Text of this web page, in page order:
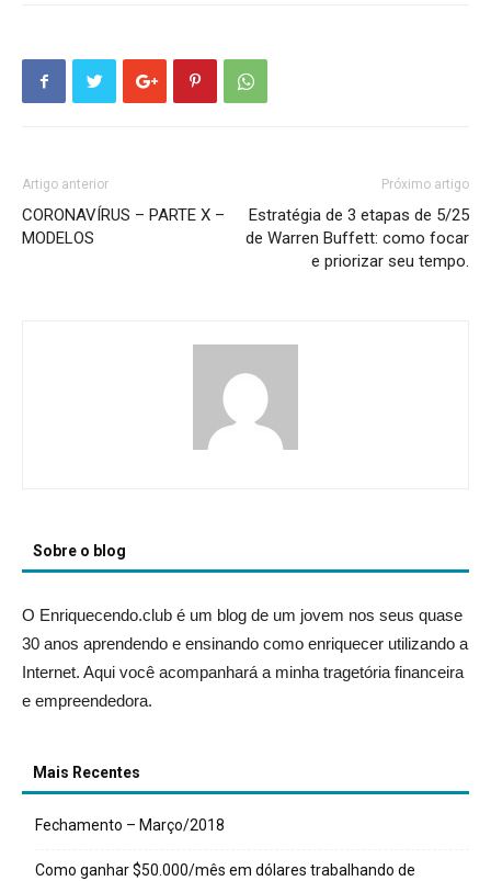
Artigo anterior
CORONAVÍRUS – PARTE X –
MODELOS
Próximo artigo
Estratégia de 3 etapas de 5/25
de Warren Buffett: como focar
e priorizar seu tempo.
Sobre o blog
O Enriquecendo.club é um blog de um jovem nos seus quase
30 anos aprendendo e ensinando como enriquecer utilizando a
Internet. Aqui você acompanhará a minha tragetória financeira
e empreendedora.
Mais Recentes
Fechamento – Março/2018
Como ganhar $50.000/mês em dólares trabalhando de